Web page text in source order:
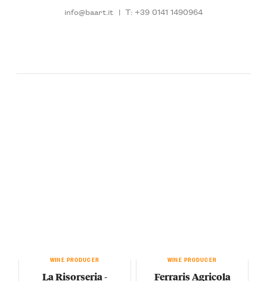
info@baart.it | T: +39 0141 1490964
WINE PRODUCER
La Risorseria -
WINE PRODUCER
Ferraris Agricola